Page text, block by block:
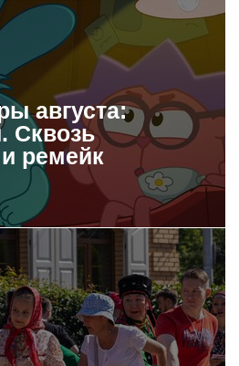
августа:
Сквозь
ремейк